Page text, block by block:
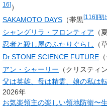
16] ）
SAKAMOTO DAYS （帯黒[116][初
シャングリラ・フロンティア （
忍者と殺し屋のふたりぐらし
（
Dr.STONE SCIENCE FUTURE
アン・シャーリー （クリスティ
父は英雄、母は精霊、娘の私は転
2026年
お気楽領主の楽しい領地防衛〜